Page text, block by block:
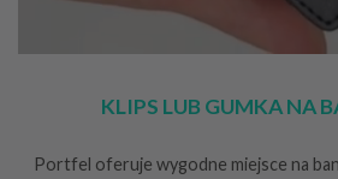
KLIPS LUB GUMKA NA
Portfel oferuje wygodne miejsce na